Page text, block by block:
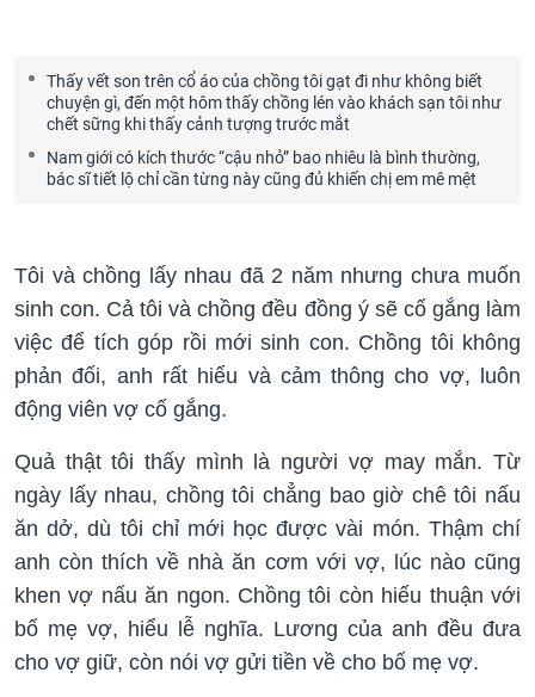
Thấy vết son trên cổ áo của chồng tôi gạt đi như không biết
chuyện gì, đến một hôm thấy chồng lén vào khách sạn tôi như
chết sững khi thấy cảnh tượng trước mắt
Nam giới có kích thước “cậu nhỏ” bao nhiêu là bình thường,
bác sĩ tiết lộ chỉ cần từng này cũng đủ khiến chị em mê mệt
Tôi và chồng lấy nhau đã 2 năm nhưng chưa muốn
sinh con. Cả tôi và chồng đều đồng ý sẽ cố gắng làm
việc để tích góp rồi mới sinh con. Chồng tôi không
phản đối, anh rất hiểu và cảm thông cho vợ, luôn
động viên vợ cố gắng.
Quả thật tôi thấy mình là người vợ may mắn. Từ
ngày lấy nhau, chồng tôi chẳng bao giờ chê tôi nấu
ăn dở, dù tôi chỉ mới học được vài món. Thậm chí
anh còn thích về nhà ăn cơm với vợ, lúc nào cũng
khen vợ nấu ăn ngon. Chồng tôi còn hiếu thuận với
bố mẹ vợ, hiểu lễ nghĩa. Lương của anh đều đưa
cho vợ giữ, còn nói vợ gửi tiền về cho bố mẹ vợ.